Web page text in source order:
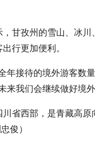
甘孜州的雪山、冰
行更加便利。
年接待的境外游客
我们会继续做好境
省西部，是青藏高
俊）